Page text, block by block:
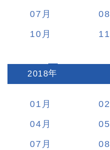
07
08
10
11
2018:
01 02
04
05
07
08